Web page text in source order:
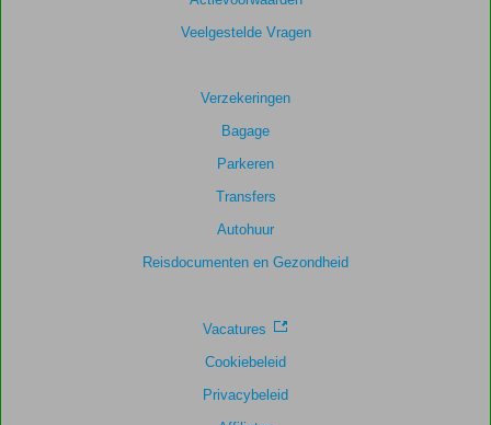
Veelgestelde Vragen
Verzekeringen
Bagage
Parkeren
Transfers
Autohuur
Reisdocumenten en Gezondheid
Vacatures
Cookiebeleid
Privacybeleid